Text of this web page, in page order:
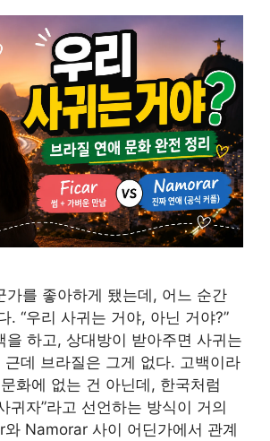
가를 좋아하게 됐는데, 어느 순간
. “우리 사귀는 거야, 아닌 거야?”
을 하고, 상대방이 받아주면 사귀는
근데 브라질은 그게 없다. 고백이라
화에 없는 건 아닌데, 한국처럼
귀자”라고 선언하는 방식이 거의
와 Namorar 사이 어딘가에서 관계